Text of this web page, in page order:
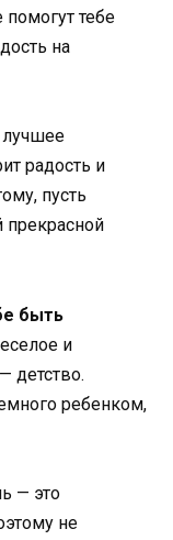
тебе
на
лучшее
радость и
пусть
прекрасной
быть
и
детство.
ребенком,
— это
не